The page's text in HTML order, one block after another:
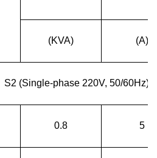
(KVA) (A)
S2 (Single-phase 220V, 50/60Hz)
0.8 5